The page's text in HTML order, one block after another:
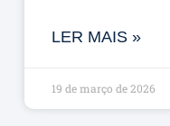
LER MAIS »
19 de março de 2026